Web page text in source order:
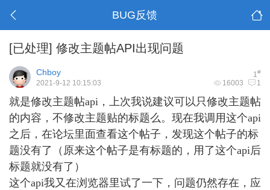
BUG反馈
[已处理] 修改主题帖API出现问题
1#
Chboy
16003 1
2021-9-12 10:15:03
就是修改主题帖api，上次我说建议可以只修改主题帖
的内容，不修改主题贴的标题么。现在我调用这个api
之后，在论坛里面查看这个帖子，发现这个帖子的标
题没有了（原来这个帖子是有标题的，用了这个api后
标题就没有了）
这个api我又在浏览器里试了一下，问题仍然存在，应